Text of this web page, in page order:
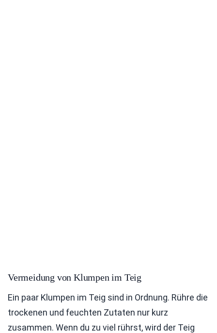
Vermeidung von Klumpen im Teig
Ein paar Klumpen im Teig sind in Ordnung. Rühre die
trockenen und feuchten Zutaten nur kurz
zusammen. Wenn du zu viel rührst, wird der Teig